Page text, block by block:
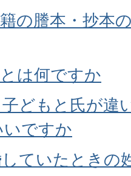
の謄本・抄本
は何ですか
どもと氏が違
ですか
ていたときの